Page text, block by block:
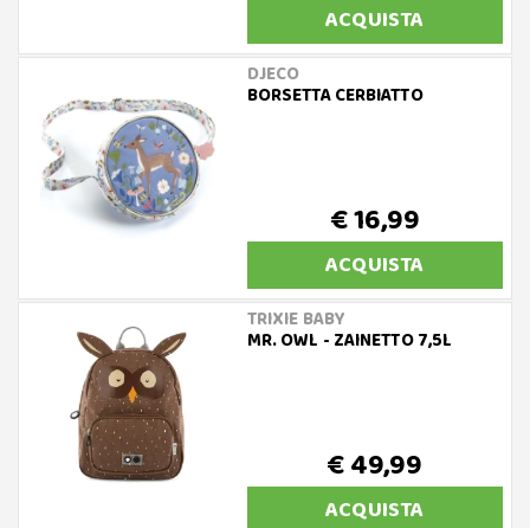
ACQUISTA
DJECO
BORSETTA CERBIATTO
€ 16,99
ACQUISTA
TRIXIE BABY
MR. OWL - ZAINETTO 7,5L
€ 49,99
ACQUISTA